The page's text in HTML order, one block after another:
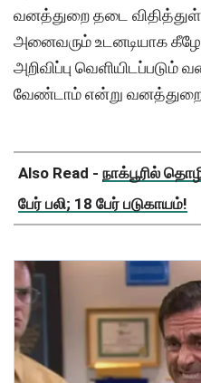
வனத்துறை தடை
அனைவரும் உடனடியாக
அறிவிப்பு வெளியிடப்படும்
வேண்டாம் என்று
Also Read - நாக்பூரில்
பேர் பலி; 18 பேர் படுகாயம்!